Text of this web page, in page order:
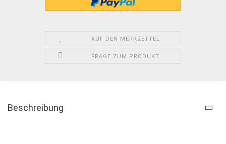
AUF DEN MERKZETTEL
FRAGE ZUM PRODUKT
Beschreibung